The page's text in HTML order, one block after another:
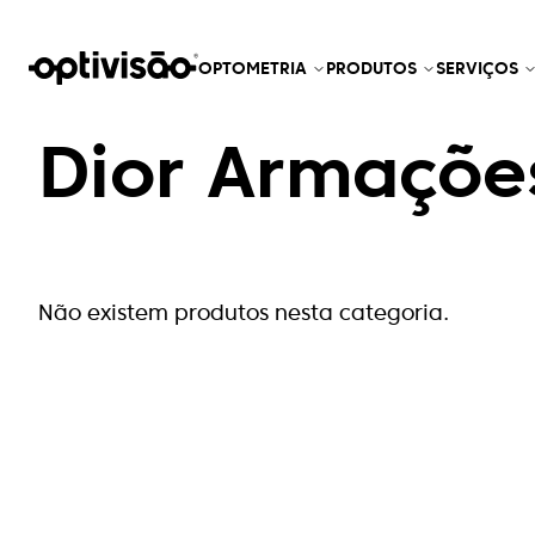
OPTOMETRIA PRODUTOS SERVIÇOS
Dior
Não existem produtos nesta categoria.